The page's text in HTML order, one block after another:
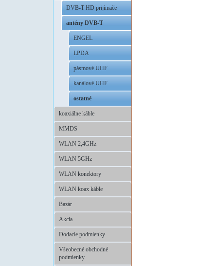
DVB-T HD prijímače
antény DVB-T
ENGEL
LPDA
pásmové UHF
kanálové UHF
ostatné
koaxiálne káble
MMDS
WLAN 2,4GHz
WLAN 5GHz
WLAN konektory
WLAN koax káble
Bazár
Akcia
Dodacie podmienky
Všeobecné obchodné
podmienky